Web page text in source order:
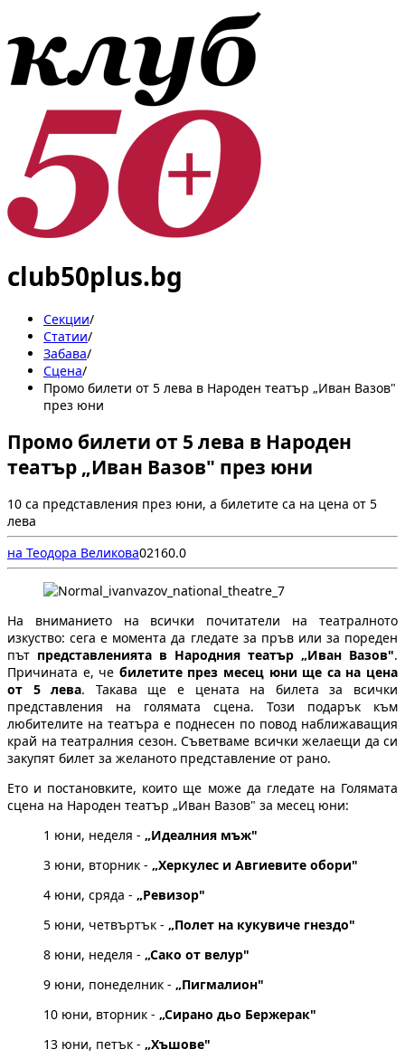
club50plus.bg
Секции/
Статии/
Забава/
Сцена/
Промо билети от 5 лева в Народен театър „Иван Вазов"
през юни
Промо билети от 5 лева в Народен
театър „Иван Вазов" през юни
10 са представления през юни, а билетите са на цена от 5
лева
на Теодора Великова02160.0
На вниманието на всички почитатели на театралното
изкуство: сега е момента да гледате за пръв или за пореден
път представленията в Народния театър „Иван Вазов".
Причината е, че билетите през месец юни ще са на цена
от 5 лева. Такава ще е цената на билета за всички
представления на голямата сцена. Този подарък към
любителите на театъра е поднесен по повод наближаващия
край на театралния сезон. Съветваме всички желаещи да си
закупят билет за желаното представление от рано.
Ето и постановките, които ще може да гледате на Голямата
сцена на Народен театър „Иван Вазов" за месец юни:
1 юни, неделя - „Идеалния мъж"
3 юни, вторник - „Херкулес и Авгиевите обори"
4 юни, сряда - „Ревизор"
5 юни, четвъртък - „Полет на кукувиче гнездо"
8 юни, неделя - „Сако от велур"
9 юни, понеделник - „Пигмалион"
10 юни, вторник - „Сирано дьо Бержерак"
13 юни, петък - „Хъшове"